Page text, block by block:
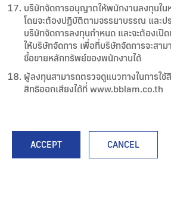
บริษัทจัดการอนุญาตให้พนักงานลงทุนใ
โดยจะต้องปฏิบัติตามจรรยาบรรณ และป
บริษัทจัดการลงทุนกำหนด และจะต้องเปิ
ให้บริษัทจัดการ เพื่อที่บริษัทจัดการจะสา
ซื้อขายหลักทรัพย์ของพนักงานได้
ผู้ลงทุนสามารถตรวจดูแนวทางในการใช้
สิทธิออกเสียงได้ที่ www.bblam.co.th
ACCEPT CANCEL